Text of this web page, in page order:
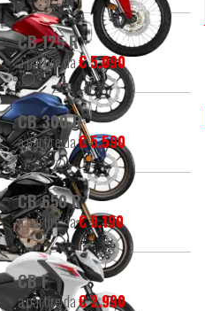
CB 125 R
a partire da€ 5.090
CB 300 R
a partire da€ 5.590
CB 650 R
a partire da€ 9.190
CB F
a partire da€ 2.990